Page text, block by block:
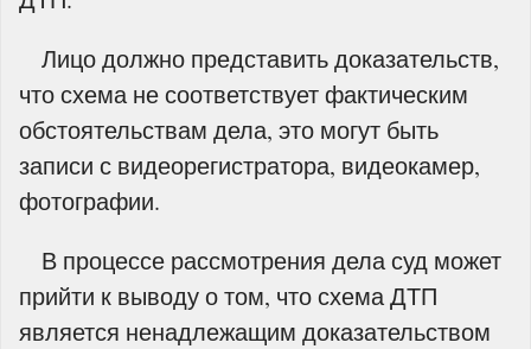
Лицо должно представить доказательств,
что схема не соответствует фактическим
обстоятельствам дела, это могут быть
записи с видеорегистратора, видеокамер,
фотографии.
В процессе рассмотрения дела суд может
прийти к выводу о том, что схема ДТП
является ненадлежащим доказательством